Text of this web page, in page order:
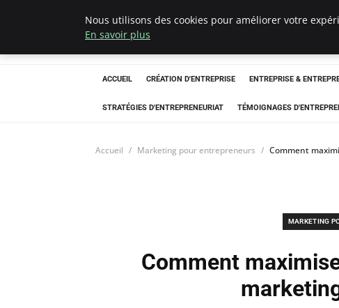
LECFCM
ACCUEIL CRÉATION D'ENTREPRISE ENTREPRISE &
STRATÉGIES D'ENTREPRENEURIAT TÉMOIGNAGES
Accueil Marketing pour entrepreneurs Comment
MARKETING
Comment
Nous utilisons des cookies pour améliorer votre
En savoir plus